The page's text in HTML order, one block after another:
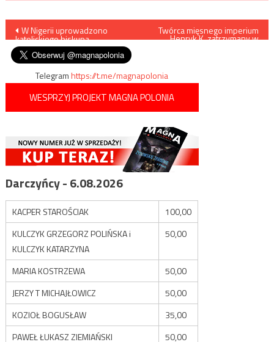
Nawigacja
wpisu
W Nigerii uprowadzono
katolickiego biskupa
Twórca mięsnego imperium
Henryk K. zatrzymany w
Telegramhttps://t.me/magnapolonia
WESPRZYJ PROJEKT MAGNA POLONIA
Darczyńcy - 6.08.2026
KACPER STAROŚCIAK
100,00
KULCZYK GRZEGORZ POLIŃSKA i
KULCZYK KATARZYNA
50,00
MARIA KOSTRZEWA
50,00
JERZY T MICHAJŁOWICZ
50,00
KOZIOŁ BOGUSŁAW
35,00
PAWEŁ ŁUKASZ ZIEMIAŃSKI
50,00